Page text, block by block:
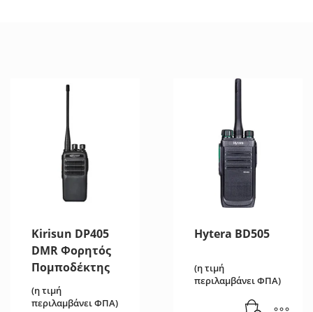
Kirisun DP405
DMR Φορητός
Πομποδέκτης
(η τιμή
περιλαμβάνει ΦΠΑ)
Hytera BD505
(η τιμή
περιλαμβάνει ΦΠΑ)